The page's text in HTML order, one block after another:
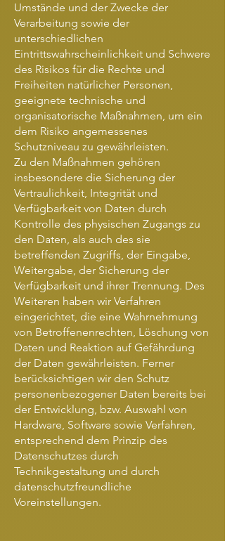
Umstände und der Zwecke der
Verarbeitung sowie der
unterschiedlichen
Eintrittswahrscheinlichkeit und Schwere
des Risikos für die Rechte und
Freiheiten natürlicher Personen,
geeignete technische und
organisatorische Maßnahmen, um ein
dem Risiko angemessenes
Schutzniveau zu gewährleisten.
Zu den Maßnahmen gehören
insbesondere die Sicherung der
Vertraulichkeit, Integrität und
Verfügbarkeit von Daten durch
Kontrolle des physischen Zugangs zu
den Daten, als auch des sie
betreffenden Zugriffs, der Eingabe,
Weitergabe, der Sicherung der
Verfügbarkeit und ihrer Trennung. Des
Weiteren haben wir Verfahren
eingerichtet, die eine Wahrnehmung
von Betroffenenrechten, Löschung von
Daten und Reaktion auf Gefährdung
der Daten gewährleisten. Ferner
berücksichtigen wir den Schutz
personenbezogener Daten bereits bei
der Entwicklung, bzw. Auswahl von
Hardware, Software sowie Verfahren,
entsprechend dem Prinzip des
Datenschutzes durch
Technikgestaltung und durch
datenschutzfreundliche
Voreinstellungen.